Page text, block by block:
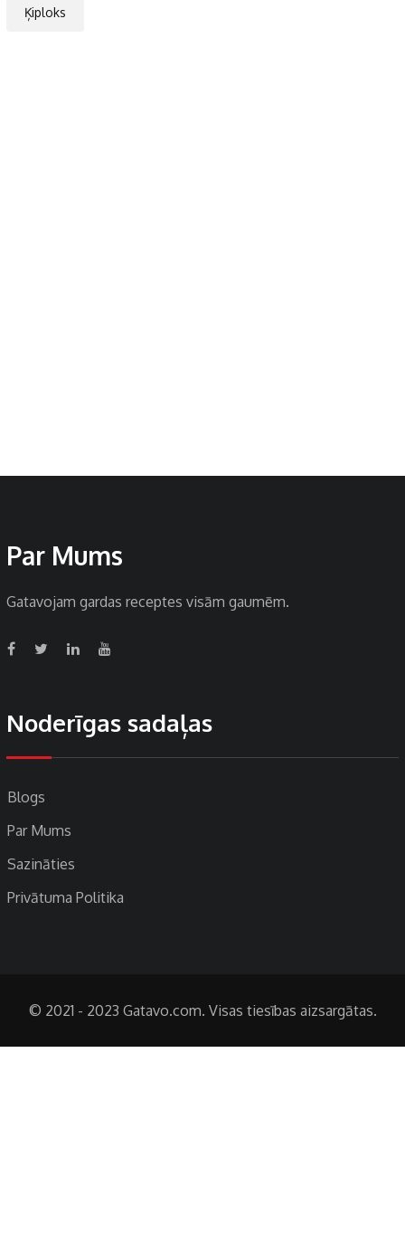
Ķiploks
Par Mums
Gatavojam gardas receptes visām gaumēm.
Noderīgas sadaļas
Blogs
Par Mums
Sazināties
Privātuma Politika
© 2021 - 2023 Gatavo.com. Visas tiesības aizsargātas.